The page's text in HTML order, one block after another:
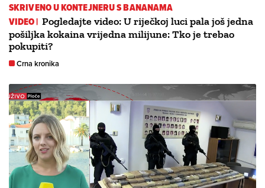
SKRIVENO U KONTEJNERU S BANANAMA
VIDEO | Pogledajte video: U riječkoj luci pala još jedna
pošiljka kokaina vrijedna milijune: Tko je trebao
pokupiti?
Crna kronika